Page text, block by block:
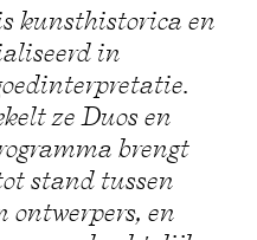
kunsthistorica en
in
ze Duos en
brengt
stand tussen
ontwerpers, en